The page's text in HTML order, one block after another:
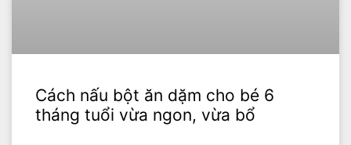
Cách nấu bột ăn dặm cho bé 6
tháng tuổi vừa ngon, vừa bổ